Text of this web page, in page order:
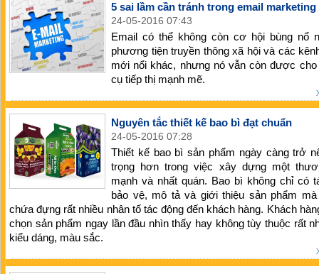
5 sai lầm cần tránh trong email marketing
24-05-2016 07:43
Email có thể không còn cơ hội bùng nổ
phương tiện truyền thông xã hội và các
mới nổi khác, nhưng nó vẫn còn được cho
cụ tiếp thị mạnh mẽ.
Nguyên tắc thiết kế bao bì đạt chuẩn
24-05-2016 07:28
Thiết kế bao bì sản phẩm ngày càng trở
trọng hơn trong việc xây dựng một
mạnh và nhất quán. Bao bì không chỉ có
bảo vệ, mô tả và giới thiệu sản phẩm
chứa đựng rất nhiều nhân tố tác động đến khách hàng. Khách
chọn sản phẩm ngay lần đầu nhìn thấy hay không tùy thuộc rất
kiểu dáng, màu sắc.